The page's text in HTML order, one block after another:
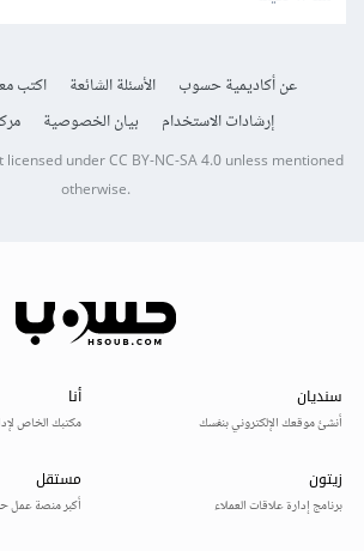
عن أكاديمية حسوب الأسئلة الشائعة اكتب
إرشادات الاستخدام
بيان الخصوصية
licensed underCC BY-NC-SA 4.0unless mentioned
otherwise.